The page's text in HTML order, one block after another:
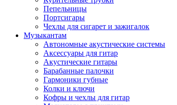
Пепельницы
Портсигары
Чехлы для сигарет и зажигалок
Музыкантам
Автономные акустические системы
Аксессуары для гитар
Акустические гитары
Барабанные палочки
Гармоники губные
Колки и ключи
Кофры и чехлы для гитар